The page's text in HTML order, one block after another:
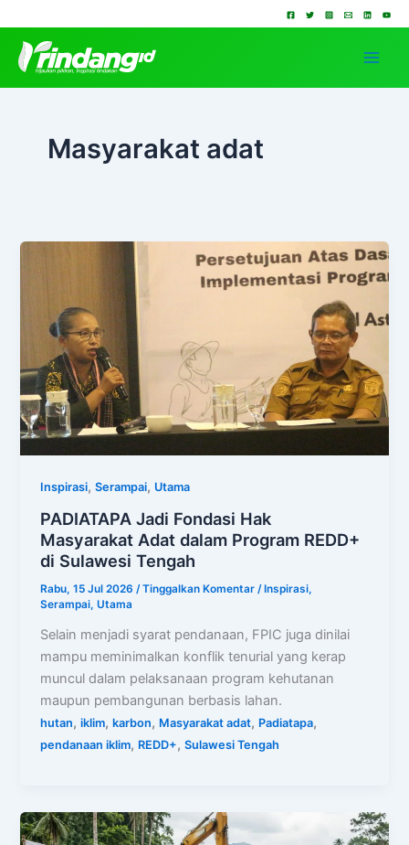
ke
konten
Masyarakat adat
Inspirasi,Serampai, Utama
PADIATAPA Jadi Fondasi Hak
Masyarakat Adat dalam Program REDD+
di Sulawesi Tengah
Rabu, 15 Jul 2026/Tinggalkan Komentar /Inspirasi,
Serampai,Utama
Selain menjadi syarat pendanaan, FPIC juga dinilai
mampu meminimalkan konflik tenurial yang kerap
muncul dalam pelaksanaan program kehutanan
maupun pembangunan berbasis lahan.
hutan,iklim,karbon, Masyarakat adat, Padiatapa,
pendanaan iklim, REDD+,Sulawesi Tengah